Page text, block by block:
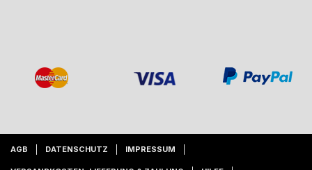
AGB DATENSCHUTZ IMPRESSUM